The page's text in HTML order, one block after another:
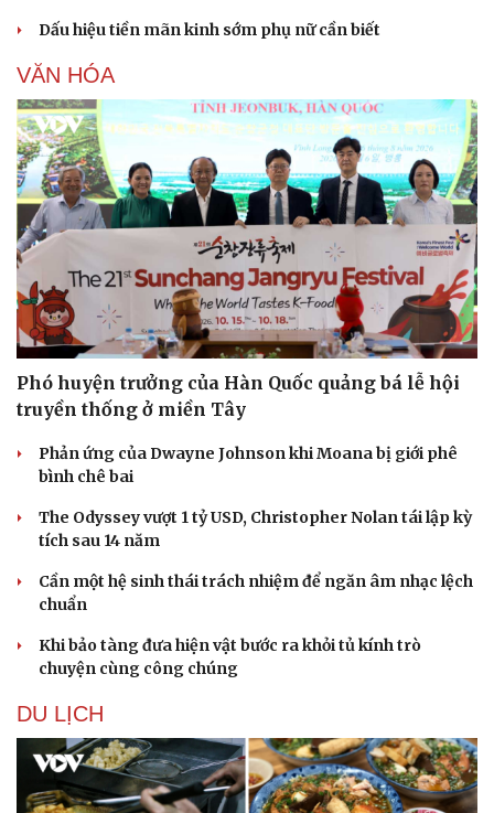
Dấu hiệu tiền mãn kinh sớm phụ nữ cần biết
VĂN HÓA
Phó huyện trưởng của Hàn Quốc quảng bá lễ hội
truyền thống ở miền Tây
Phản ứng của Dwayne Johnson khi Moana bị giới phê
bình chê bai
The Odyssey vượt 1 tỷ USD, Christopher Nolan tái lập kỳ
tích sau 14 năm
Cần một hệ sinh thái trách nhiệm để ngăn âm nhạc lệch
chuẩn
Khi bảo tàng đưa hiện vật bước ra khỏi tủ kính trò
chuyện cùng công chúng
DU LỊCH